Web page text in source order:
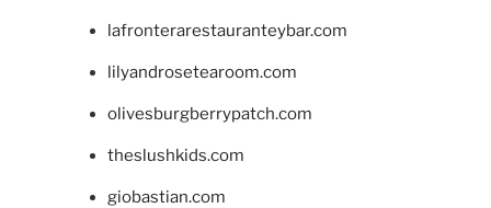
lafronterarestauranteybar.com
lilyandrosetearoom.com
olivesburgberrypatch.com
theslushkids.com
giobastian.com